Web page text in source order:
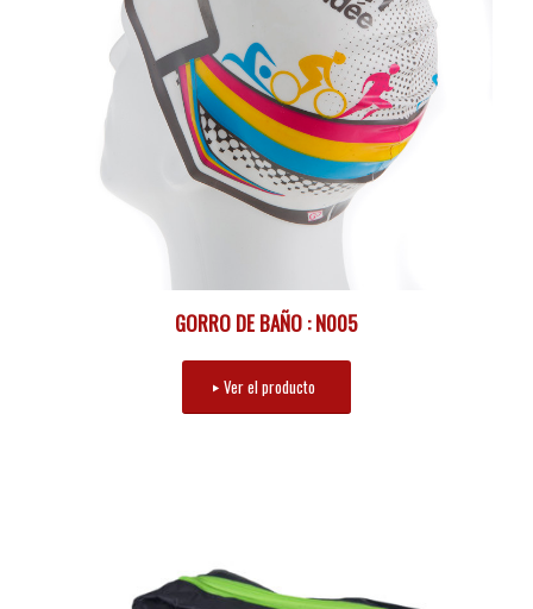
GORRO DE BAÑO : N005
Ver el producto